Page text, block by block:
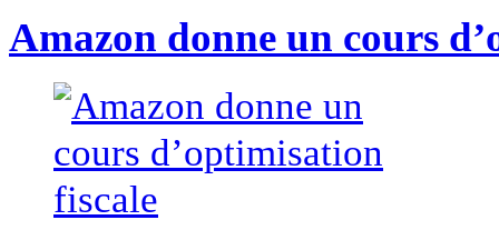
Amazon donne un cours